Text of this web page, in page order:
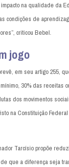
na qualidade da
condições de
criticou Bebel.
jogo
em seu artigo 255,
30% das receitas
dos movimentos
na Constituição
Tarcísio propõe
que a diferença seja